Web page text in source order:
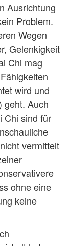
Ausrichtung
Problem.
Wegen
Gelenkigkeit
Chi mag
wird und
geht. Auch
Chi sind für
vermittelt
ohne eine
keine